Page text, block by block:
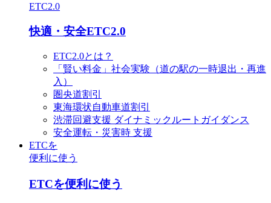
ETC2.0
快適・安全ETC2.0
ETC2.0とは？
「賢い料金」社会実験（道の駅の一時退出・再進
入）
圏央道割引
東海環状自動車道割引
渋滞回避支援 ダイナミックルートガイダンス
安全運転・災害時 支援
ETCを
便利に使う
ETCを便利に使う